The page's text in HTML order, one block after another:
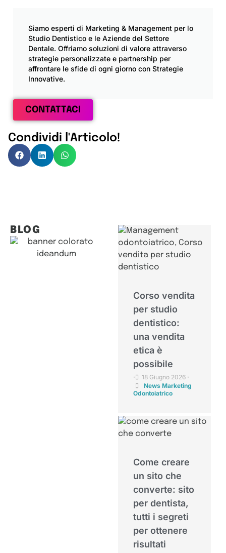
Siamo esperti di Marketing & Management per lo
Studio Dentistico e le Aziende del Settore
Dentale. Offriamo soluzioni di valore attraverso
strategie personalizzate e partnership per
affrontare le sfide di ogni giorno con Strategie
Innovative.
CONTATTACI
Condividi l'Articolo!
BLOG
Corso vendita
per studio
dentistico:
una vendita
etica è
possibile
• 18 Giugno 2026 •
News Marketing
Odontoiatrico
Come creare
un sito che
converte: sito
per dentista,
tutti i segreti
per ottenere
risultati